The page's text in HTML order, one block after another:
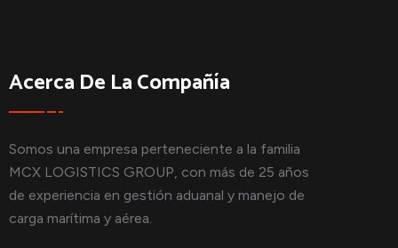
Acerca De La Compañía
Somos una empresa perteneciente a la familia
MCX LOGISTICS GROUP, con más de 25 años
de experiencia en gestión aduanal y manejo de
carga marítima y aérea.